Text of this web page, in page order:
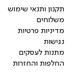
תקנון ותנאי שימוש
משלוחים
מדיניות פרטיות
נגישות
מתנות לעסקים
החלפות והחזרות